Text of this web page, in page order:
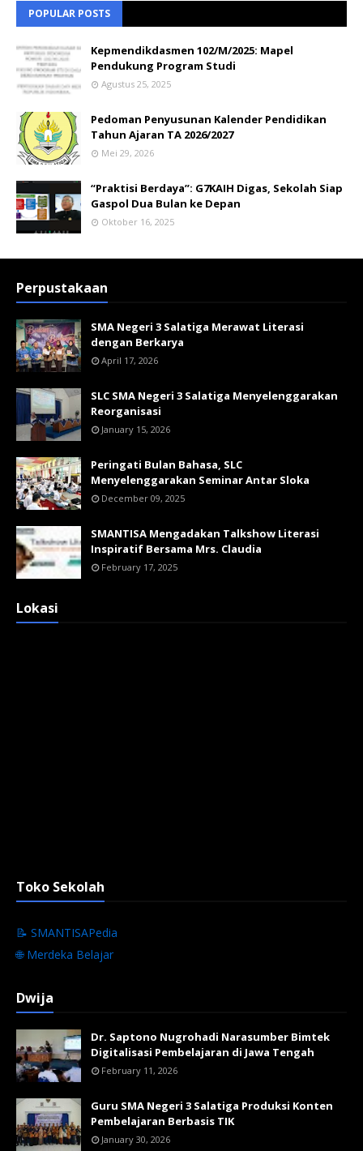
POPULAR POSTS
Kepmendikdasmen 102/M/2025: Mapel
Pendukung Program Studi
Agustus 25, 2025
Pedoman Penyusunan Kalender Pendidikan
Tahun Ajaran TA 2026/2027
Mei 29, 2026
“Praktisi Berdaya”: G7KAIH Digas, Sekolah Siap
Gaspol Dua Bulan ke Depan
Oktober 16, 2025
Perpustakaan
SMA Negeri 3 Salatiga Merawat Literasi
dengan Berkarya
April 17, 2026
SLC SMA Negeri 3 Salatiga Menyelenggarakan
Reorganisasi
January 15, 2026
Peringati Bulan Bahasa, SLC
Menyelenggarakan Seminar Antar Sloka
December 09, 2025
SMANTISA Mengadakan Talkshow Literasi
Inspiratif Bersama Mrs. Claudia
February 17, 2025
Lokasi
Toko Sekolah
📝 SMANTISAPedia
🌐 Merdeka Belajar
Dwija
Dr. Saptono Nugrohadi Narasumber Bimtek
Digitalisasi Pembelajaran di Jawa Tengah
February 11, 2026
Guru SMA Negeri 3 Salatiga Produksi Konten
Pembelajaran Berbasis TIK
January 30, 2026